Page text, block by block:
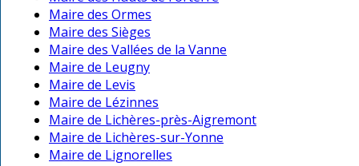
Maire des Ormes
Maire des Sièges
Maire des Vallées de la Vanne
Maire de Leugny
Maire de Levis
Maire de Lézinnes
Maire de Lichères-près-Aigremont
Maire de Lichères-sur-Yonne
Maire de Lignorelles